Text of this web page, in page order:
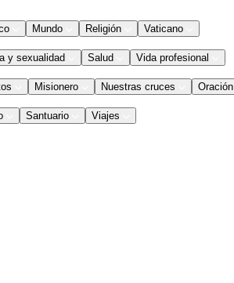
Mundo Religión Vaticano
y sexualidad Salud Vida profesional
Misionero Nuestras cruces Oración
Santuario Viajes